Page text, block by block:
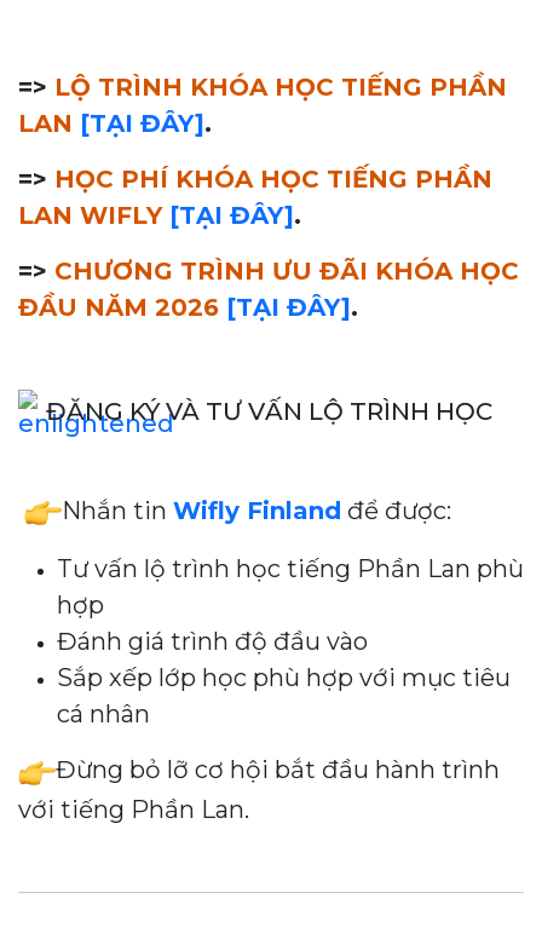
=> LỘ TRÌNH KHÓA HỌC TIẾNG PHẦN
LAN [TẠI ĐÂY].
=> HỌC PHÍ KHÓA HỌC TIẾNG PHẦN
LAN WIFLY [TẠI ĐÂY].
=> CHƯƠNG TRÌNH ƯU ĐÃI KHÓA HỌC
ĐẦU NĂM 2026 [TẠI ĐÂY].
ĐĂNG KÝ VÀ TƯ VẤN LỘ TRÌNH HỌC
Nhắn tin Wifly Finland để được:
Tư vấn lộ trình học tiếng Phần Lan phù
hợp
Đánh giá trình độ đầu vào
Sắp xếp lớp học phù hợp với mục tiêu
cá nhân
Đừng bỏ lỡ cơ hội bắt đầu hành trình
với tiếng Phần Lan.